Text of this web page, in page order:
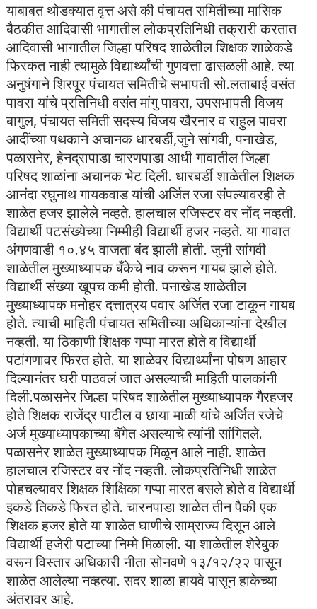
याबाबत थोडक्यात वृत्त असे की पंचायत समितीच्या मासिक
बैठकीत आदिवासी भागातील लोकप्रतिनिधी तक्रारी करतात
आदिवासी भागातील जिल्हा परिषद शाळेतील शिक्षक शाळेकडे
फिरकत नाही त्यामुळे विद्यार्थ्यांची गुणवत्ता ढासळली आहे. त्या
अनुषंगाने शिरपूर पंचायत समितीचे सभापती सो.लताबाई वसंत
पावरा यांचे प्रतिनिधी वसंत मांगु पावरा, उपसभापती विजय
बागुल, पंचायत समिती सदस्य विजय खैरनार व राहुल पावरा
आदींच्या पथकाने अचानक धारबर्डी,जुने सांगवी, पनाखेड,
पळासनेर, हेनद्रापाडा चारणपाडा आधी गावातील जिल्हा
परिषद शाळांना अचानक भेट दिली. धारबर्डी शाळेतील शिक्षक
आनंदा रघुनाथ गायकवाड यांची अर्जित रजा संपल्यावरही ते
शाळेत हजर झालेले नव्हते. हालचाल रजिस्टर वर नोंद नव्हती.
विद्यार्थी पटसंख्येच्या निम्मीही विद्यार्थी हजर नव्हते. या गावात
अंगणवाडी १०.४५ वाजता बंद झाली होती. जुनी सांगवी
शाळेतील मुख्याध्यापक बँकेचे नाव करून गायब झाले होते.
विद्यार्थी संख्या खूपच कमी होती. पनाखेड शाळेतील
मुख्याध्यापक मनोहर दत्तात्रय पवार अर्जित रजा टाकून गायब
होते. त्याची माहिती पंचायत समितीच्या अधिकाऱ्यांना देखील
नव्हती. या ठिकाणी शिक्षक गप्पा मारत होते व विद्यार्थी
पटांगणावर फिरत होते. या शाळेवर विद्यार्थ्यांना पोषण आहार
दिल्यानंतर घरी पाठवलं जात असल्याची माहिती पालकांनी
दिली.पळासनेर जिल्हा परिषद शाळेतील मुख्याध्यापक गैरहजर
होते शिक्षक राजेंद्र पाटील व छाया माळी यांचे अर्जित रजेचे
अर्ज मुख्याध्यापकाच्या बॅगेत असल्याचे त्यांनी सांगितले.
पळासनेर शाळेत मुख्याध्यापक मिळून आले नाही. शाळेत
हालचाल रजिस्टर वर नोंद नव्हती. लोकप्रतिनिधी शाळेत
पोहचल्यावर शिक्षक शिक्षिका गप्पा मारत बसले होते व विद्यार्थी
इकडे तिकडे फिरत होते. चारनपाडा शाळेत तीन पैकी एक
शिक्षक हजर होते या शाळेत घाणीचे साम्राज्य दिसून आले
विद्यार्थी हजेरी पटाच्या निम्मे मिळाली. या शाळेतील शेरेबुक
वरून विस्तार अधिकारी नीता सोनवणे १३/१२/२२ पासून
शाळेत आलेल्या नव्हत्या. सदर शाळा हायवे पासून हाकेच्या
अंतरावर आहे.